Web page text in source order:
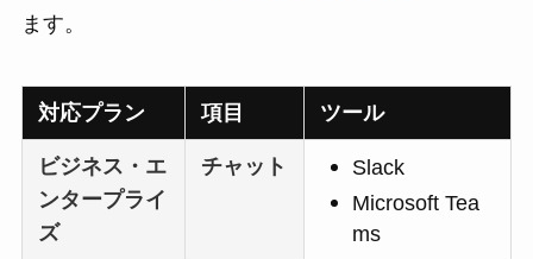
ます。
対応プラン 項目 ツール
ビジネス・エ
ンタープライ
ズ
チャット
Slack
Microsoft Tea
ms